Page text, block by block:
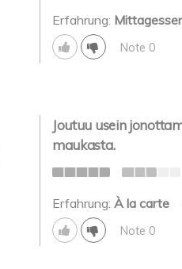
Erfahrung:
Note 0
Joutuu usein
maukasta.
Erfahrung: À la carte
Note 0